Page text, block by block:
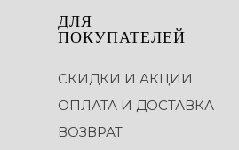
ДЛЯ
ПОКУПАТЕЛЕЙ
СКИДКИ И АКЦИИ
ОПЛАТА И ДОСТАВКА
ВОЗВРАТ